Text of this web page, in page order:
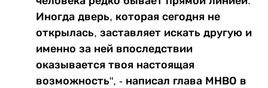
Иногда дверь, которая сегодня не
открылась, заставляет искать другую и
именно за ней впоследствии
оказывается твоя настоящая
возможность", - написал глава МНВО в